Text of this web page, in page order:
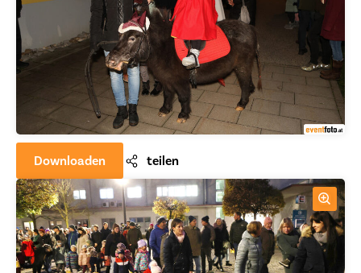
Downloaden teilen